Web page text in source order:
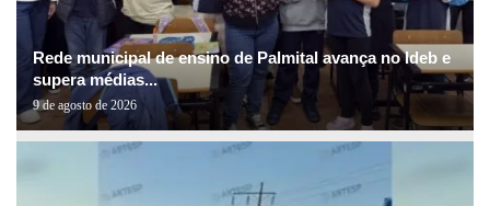
Rede municipal de ensino de Palmital avança no Ideb e
supera médias...
9 de agosto de 2026